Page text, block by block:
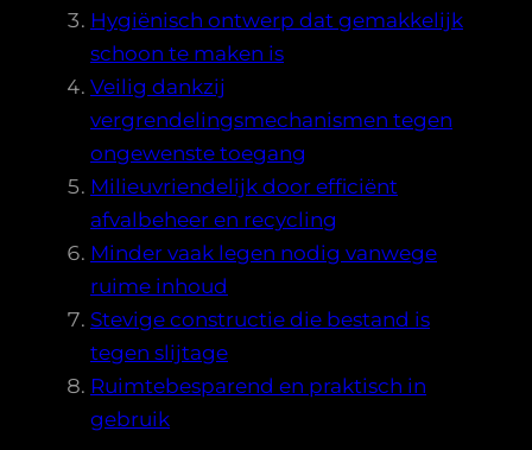
Hygiënisch ontwerp dat gemakkelijk
schoon te maken is
Veilig dankzij
vergrendelingsmechanismen tegen
ongewenste toegang
Milieuvriendelijk door efficiënt
afvalbeheer en recycling
Minder vaak legen nodig vanwege
ruime inhoud
Stevige constructie die bestand is
tegen slijtage
Ruimtebesparend en praktisch in
gebruik